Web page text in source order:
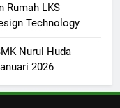
Rumah LKS
Technology
Nurul Huda
2026
Ngawen Gelar
Tingkatkan
Inggris